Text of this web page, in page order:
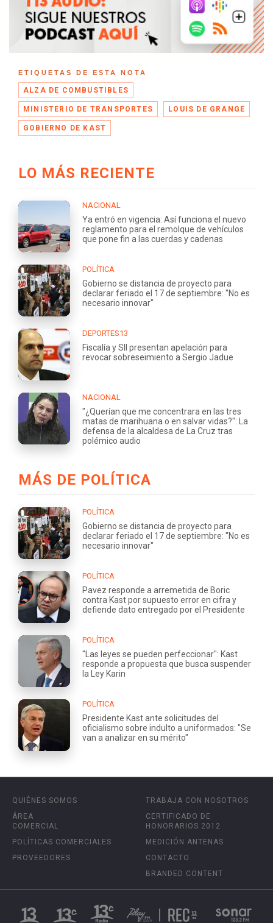
ETIQUETAS DE ESTA NOTA
ALZA DE COMBUSTIBLES
MINISTERIO DE TRANSPORTES LOUIS DE GRANGE
GOBIERNO DE KAST
LO MÁS RECIENTE
NACIONAL
Ya entró en vigencia: Así funciona el nuevo
reglamento para el remolque de vehículos
que pone fin a las cuerdas y cadenas
POLÍTICA
Gobierno se distancia de proyecto para
declarar feriado el 17 de septiembre: "No es
necesario innovar"
DEPORTES13
Fiscalía y SII presentan apelación para
revocar sobreseimiento a Sergio Jadue
NACIONAL
"¿Querían que me concentrara en las tres
matas de marihuana o en salvar vidas?": La
defensa de la alcaldesa de La Cruz tras
polémico audio
MÁS DE POLÍTICA
POLÍTICA
Gobierno se distancia de proyecto para
declarar feriado el 17 de septiembre: "No es
necesario innovar"
POLÍTICA
Pavez responde a arremetida de Boric
contra Kast por supuesto error en cifra y
defiende dato entregado por el Presidente
POLÍTICA
"Las leyes se pueden perfeccionar": Kast
responde a propuesta que busca suspender
la Ley Karin
POLÍTICA
Presidente Kast ante solicitudes del
oficialismo sobre indulto a uniformados: "Se
van a analizar en su mérito"
QUIÉNES SOMOS
ÁREA
COMERCIAL
POLÍTICAS COMERCIALES
PROVEEDORES
TRABAJA CON NOSOTROS
CERTIFICADO DE
HONORARIOS 2012
MEDICIÓN ANTENAS
CONTACTO
BRANDED CONTENT